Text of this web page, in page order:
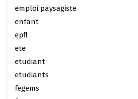
emploi paysagiste
enfant
epfl
ete
etudiant
etudiants
fegems